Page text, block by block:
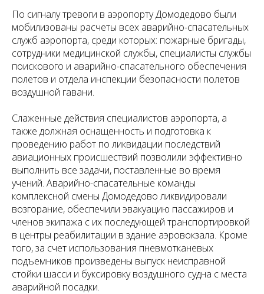
По сигналу тревоги в аэропорту Домодедово были
мобилизованы расчеты всех аварийно-спасательных
служб аэропорта, среди которых: пожарные бригады,
сотрудники медицинской службы, специалисты службы
поискового и аварийно-спасательного обеспечения
полетов и отдела инспекции безопасности полетов
воздушной гавани.
Слаженные действия специалистов аэропорта, а
также должная оснащенность и подготовка к
проведению работ по ликвидации последствий
авиационных происшествий позволили эффективно
выполнить все задачи, поставленные во время
учений. Аварийно-спасательные команды
комплексной смены Домодедово ликвидировали
возгорание, обеспечили эвакуацию пассажиров и
членов экипажа с их последующей транспортировкой
в центры реабилитации в здание аэровокзала. Кроме
того, за счет использования пневмотканевых
подъемников произведены выпуск неисправной
стойки шасси и буксировку воздушного судна с места
аварийной посадки.